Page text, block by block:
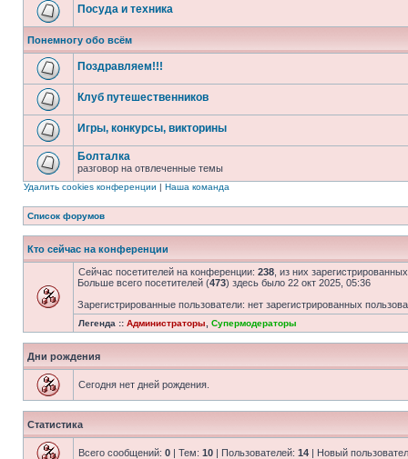
Посуда и техника
Понемногу обо всём
Поздравляем!!!
Клуб путешественников
Игры, конкурсы, викторины
Болталка
разговор на отвлеченные темы
Удалить cookies конференции | Наша команда
Список форумов
Кто сейчас на конференции
Сейчас посетителей на конференции: 238 , из них
Больше всего посетителей (473) здесь было 22 окт 2025, 05:36
Зарегистрированные пользователи: нет зарегистрированных
Легенда :: Администраторы Супермодераторы
Дни рождения
Сегодня нет дней рождения.
Статистика
Всего сообщений: 0 | Тем: 10 | Пользователей: 14 | Новый